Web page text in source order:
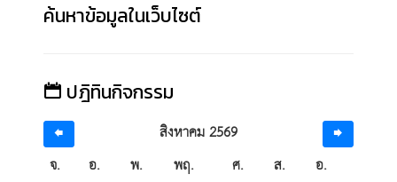
ค้นหาข้อมูลในเว็บไซต์
ปฎิทินกิจกรรม
สิงหาคม 2569
จ.
อ. พ. พฤ. ศ. ส.
อ.